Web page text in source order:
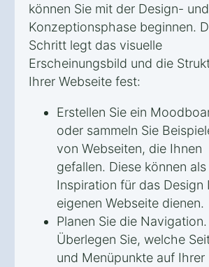
können Sie mit der Design- und
Konzeptionsphase beginnen.
Schritt legt das visuelle
Erscheinungsbild und die
Ihrer Webseite fest:
Erstellen Sie ein
oder sammeln Sie
von Webseiten, die Ihnen
gefallen. Diese können als
Inspiration für das Design
eigenen Webseite dienen.
Planen Sie die Navigation.
Überlegen Sie, welche
und Menüpunkte auf Ihrer